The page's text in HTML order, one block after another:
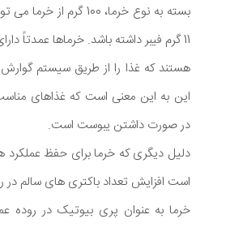
11 گرم فیبر داشته باشد. خرماها عمدتاً
هستند که غذا را از طریق سیستم
این به این معنی است که غذاهای
در صورت داشتن یبوست است.
دلیل دیگری که خرما برای حفظ
است افزایش تعداد باکتری های سالم
خرما به عنوان پری بیوتیک در روده